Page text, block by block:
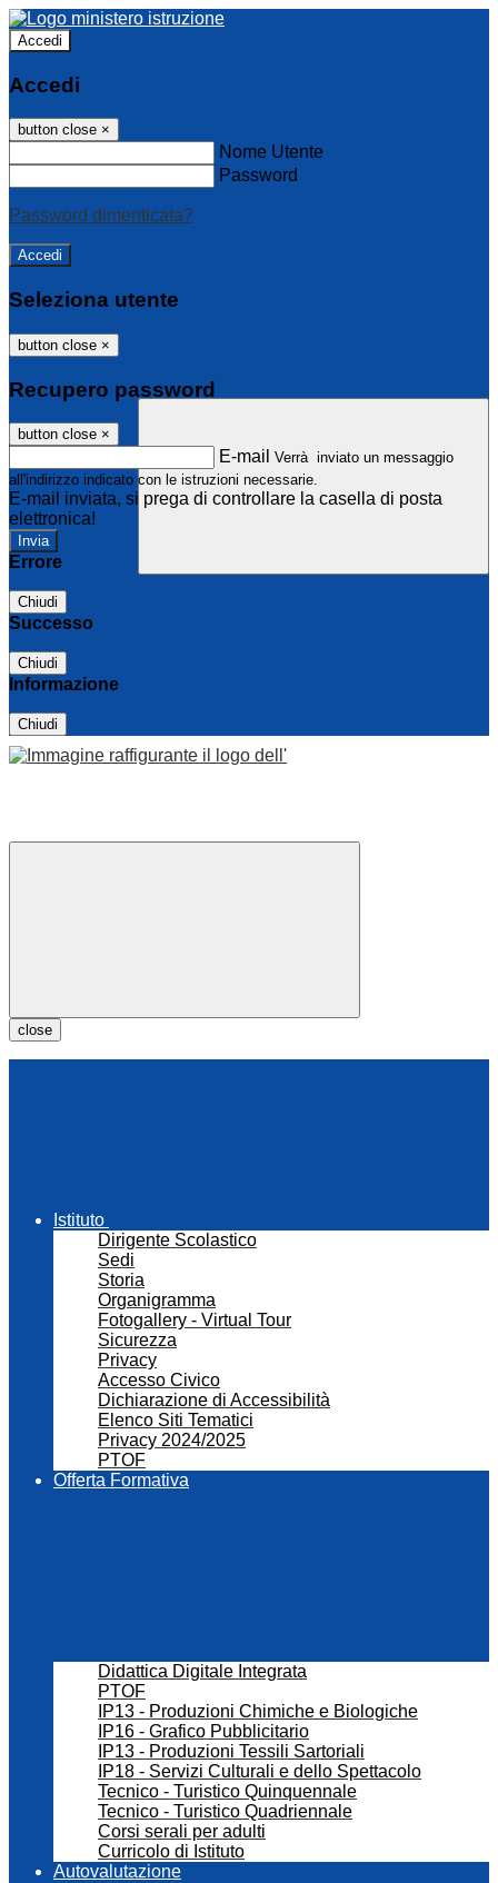
Accedi
Accedi
button close ×
Nome Utente
Password
Password dimenticata?
Seleziona utente
button close ×
Recupero password
button close ×
E-mail Verrà inviato un messaggio
all'indirizzo indicato con le istruzioni necessarie.
E-mail inviata, si prega di controllare la casella di posta
elettronica!
Errore
Chiudi
Successo
Chiudi
Informazione
Chiudi
close
Istituto
Dirigente Scolastico
Sedi
Storia
Organigramma
Fotogallery - Virtual Tour
Sicurezza
Privacy
Accesso Civico
Dichiarazione di Accessibilità
Elenco Siti Tematici
Privacy 2024/2025
PTOF
Offerta Formativa
Didattica Digitale Integrata
PTOF
IP13 - Produzioni Chimiche e Biologiche
IP16 - Grafico Pubblicitario
IP13 - Produzioni Tessili Sartoriali
IP18 - Servizi Culturali e dello Spettacolo
Tecnico - Turistico Quinquennale
Tecnico - Turistico Quadriennale
Corsi serali per adulti
Curricolo di Istituto
Autovalutazione